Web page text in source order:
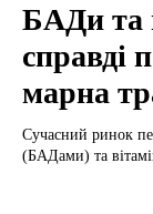
БАДи та
справді
марна
Сучасний ринок
(БАДами) та